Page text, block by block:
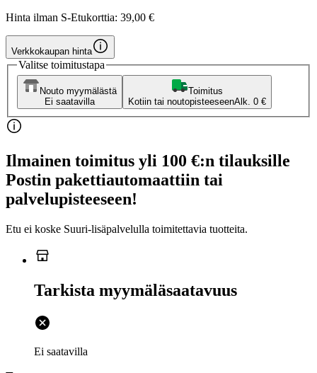
Hinta ilman S-Etukorttia: 39,00 €
Verkkokaupan hinta
Valitse toimitustapa
Nouto myymälästä
Ei saatavilla
Toimitus
Kotiin tai noutopisteeseenAlk. 0 €
Ilmainen toimitus yli 100 €:n tilauksille
Postin pakettiautomaattiin tai
palvelupisteeseen!
Etu ei koske Suuri‑lisäpalvelulla toimitettavia tuotteita.
Tarkista myymäläsaatavuus
Ei saatavilla